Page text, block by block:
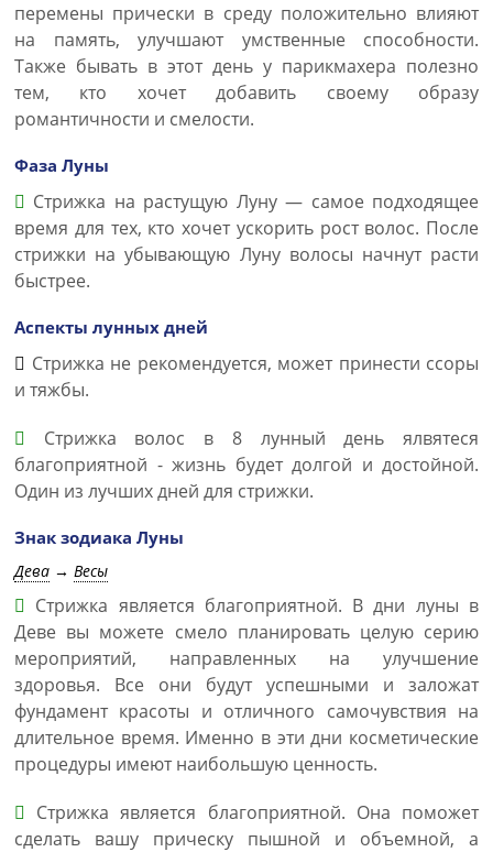
перемены прически в среду положительно влияют
на память, улучшают умственные способности.
Также бывать в этот день у парикмахера полезно
тем, кто хочет добавить своему образу
романтичности и смелости.
Фаза Луны
Стрижка на растущую Луну — самое подходящее
время для тех, кто хочет ускорить рост волос. После
стрижки на убывающую Луну волосы начнут расти
быстрее.
Аспекты лунных дней
Стрижка не рекомендуется, может принести ссоры
и тяжбы.
Стрижка волос в 8 лунный день ялвятеся
благоприятной - жизнь будет долгой и достойной.
Один из лучших дней для стрижки.
Знак зодиака Луны
Дева → Весы
Стрижка является благоприятной. В дни луны в
Деве вы можете смело планировать целую серию
мероприятий, направленных на улучшение
здоровья. Все они будут успешными и заложат
фундамент красоты и отличного самочувствия на
длительное время. Именно в эти дни косметические
процедуры имеют наибольшую ценность.
Стрижка является благоприятной. Она поможет
сделать вашу прическу пышной и объемной, а